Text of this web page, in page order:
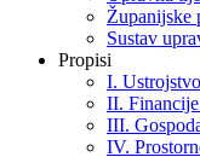
Županijske
Sustav
Propisi
I.
II.
III.
IV.